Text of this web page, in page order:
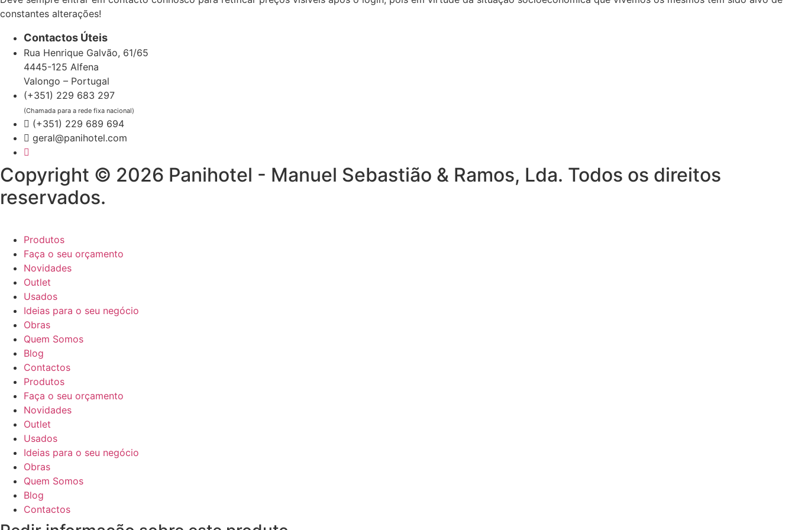
constantes alterações!
Contactos Úteis
Rua Henrique Galvão, 61/65
4445-125 Alfena
Valongo – Portugal
(+351) 229 683 297
(Chamada para a rede fixa nacional)
(+351) 229 689 694
geral@panihotel.com
Copyright © 2026 Panihotel - Manuel Sebastião & Ramos, Lda. Todos os direitos
reservados.
Produtos
Faça o seu orçamento
Novidades
Outlet
Usados
Ideias para o seu negócio
Obras
Quem Somos
Blog
Contactos
Produtos
Faça o seu orçamento
Novidades
Outlet
Usados
Ideias para o seu negócio
Obras
Quem Somos
Blog
Contactos